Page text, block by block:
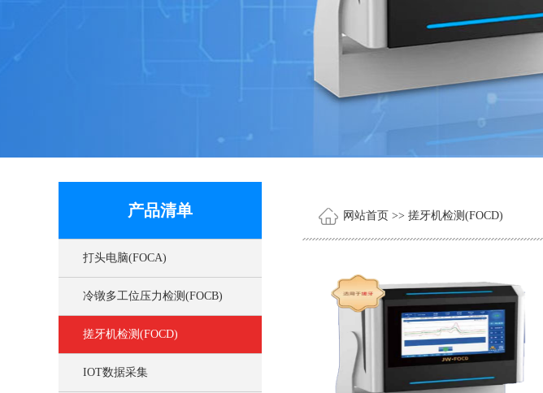
产品清单
打头电脑(FOCA)
冷镦多工位压力检测(FOCB)
搓牙机检测(FOCD)
IOT数据采集
网站首页 >> 搓牙机检测(FOCD)